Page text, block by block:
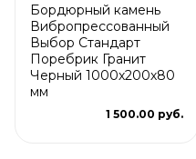
Бордюрный камень
Вибропрессованный
Выбор Стандарт
Поребрик Гранит
Черный 1000х200х80
мм
1 500.00 руб.